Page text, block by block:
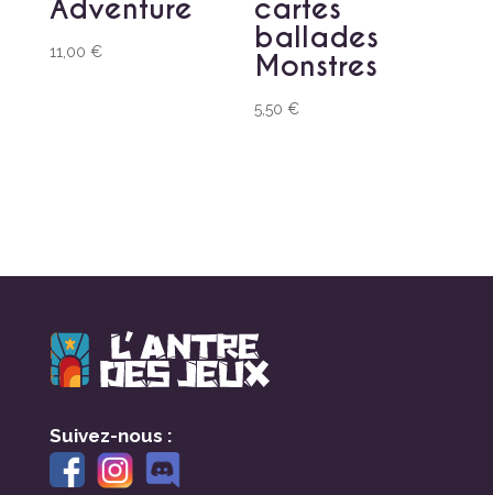
Adventure
11,00 €
cartes
ballades
Monstres
5,50€
Suivez-nous :